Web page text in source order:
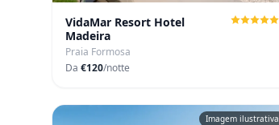
VidaMar Resort Hotel
Madeira
Praia Formosa
Da €120/notte
Imagem ilustrativa